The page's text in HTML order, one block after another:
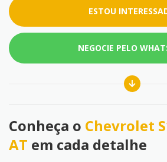
ESTOU
NEGOCIE PELO
Conheça o Chevrolet
AT em cada detalhe